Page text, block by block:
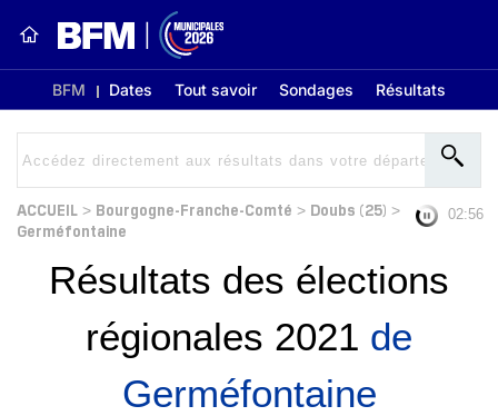
BFM Dates Tout savoir Sondages Résultats
ACCUEIL > Bourgogne-Franche-Comté > Doubs (25) >
Germéfontaine
02:56
Résultats des élections
régionales 2021 de
Germéfontaine